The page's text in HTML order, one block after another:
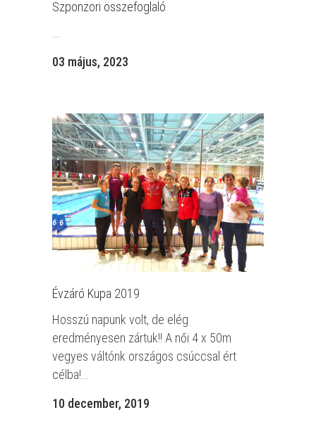
Szponzori összefoglaló
03 május, 2023
Évzáró Kupa 2019
Hosszú napunk volt, de elég
eredményesen zártuk!! A női 4 x 50m
vegyes váltónk országos csúccsal ért
célba!...
10 december, 2019